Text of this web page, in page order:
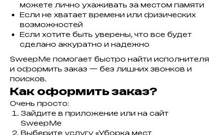
можете лично ухаживать за местом памяти
Если не хватает времени или физических
возможностей
Если хотите быть уверены, что все будет
сделано аккуратно и надежно
SweepMe помогает быстро найти исполнителя
и оформить заказ — без лишних звонков и
поисков.
Как оформить заказ?
Очень просто:
Зайдите в приложение или на сайт
SweepMe
Выберите услугу «Уборка мест